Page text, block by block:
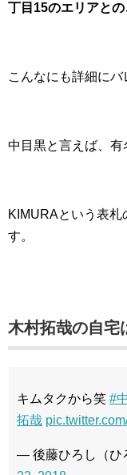
丁目15のエリアとの
こんなにも詳細に
中目黒と言えば、
KIMURAという表札
す。
木村拓哉の自宅
キムタクから笑 #
拓哉
— 後藤ひろし（ひ